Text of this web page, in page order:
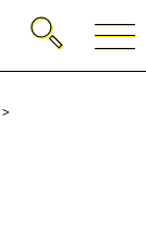
Recherche